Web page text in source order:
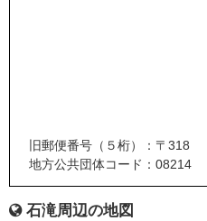
旧郵便番号（５桁）：〒318
地方公共団体コード：08214
石滝周辺の地図